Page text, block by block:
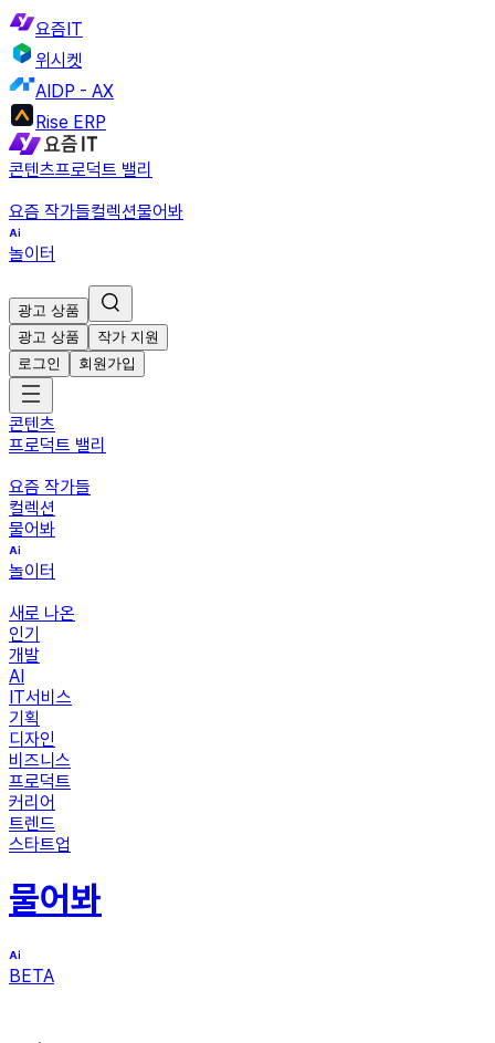
요즘IT
위시켓
AIDP - AX
Rise ERP
콘텐츠프로덕트 밸리
요즘 작가들컬렉션물어봐
놀이터
광고 상품
광고 상품
작가 지원
로그인
회원가입
콘텐츠
프로덕트 밸리
요즘 작가들
컬렉션
물어봐
놀이터
새로 나온
인기
개발
AI
IT서비스
기획
디자인
비즈니스
프로덕트
커리어
트렌드
스타트업
물어봐
BETA